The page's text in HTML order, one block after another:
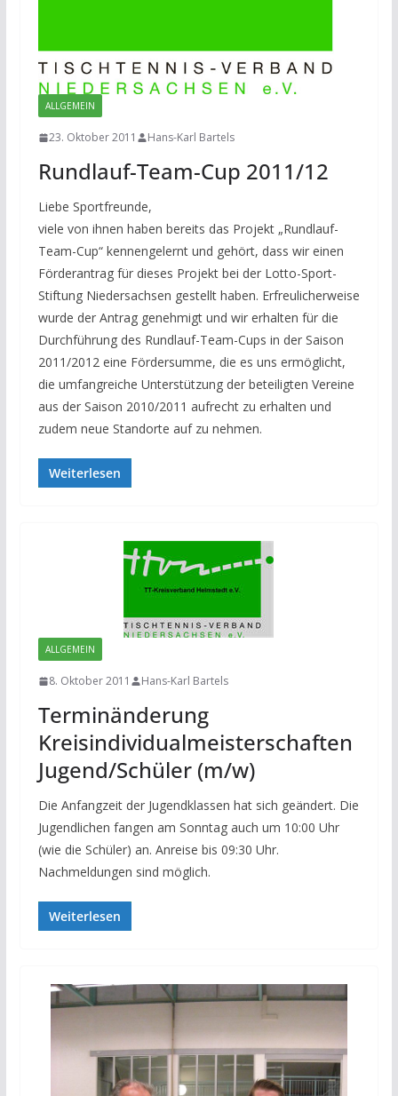
ALLGEMEIN
23. Oktober 2011 Hans-Karl Bartels
Rundlauf-Team-Cup 2011/12
Liebe Sportfreunde,
viele von ihnen haben bereits das Projekt „Rundlauf-
Team-Cup“ kennengelernt und gehört, dass wir einen
Förderantrag für dieses Projekt bei der Lotto-Sport-
Stiftung Niedersachsen gestellt haben. Erfreulicherweise
wurde der Antrag genehmigt und wir erhalten für die
Durchführung des Rundlauf-Team-Cups in der Saison
2011/2012 eine Fördersumme, die es uns ermöglicht,
die umfangreiche Unterstützung der beteiligten Vereine
aus der Saison 2010/2011 aufrecht zu erhalten und
zudem neue Standorte auf zu nehmen.
Weiterlesen
ALLGEMEIN
8. Oktober 2011 Hans-Karl Bartels
Terminänderung
Kreisindividualmeisterschaften
Jugend/Schüler (m/w)
Die Anfangzeit der Jugendklassen hat sich geändert. Die
Jugendlichen fangen am Sonntag auch um 10:00 Uhr
(wie die Schüler) an. Anreise bis 09:30 Uhr.
Nachmeldungen sind möglich.
Weiterlesen